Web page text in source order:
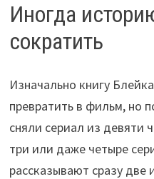
Иногда
сократить
Изначально книгу
превратить в фильм, но
сняли сериал из девяти
три или даже четыре
рассказывают сразу две